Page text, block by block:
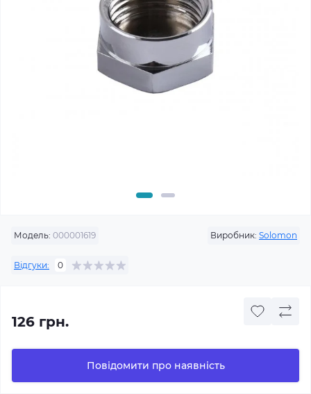
Модель: 000001619 Виробник: Solomon
Відгуки: 0
126 грн.
Повідомити про наявність